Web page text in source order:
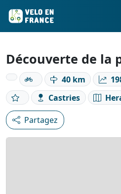
Découverte de la
40 km
Castries
Partagez